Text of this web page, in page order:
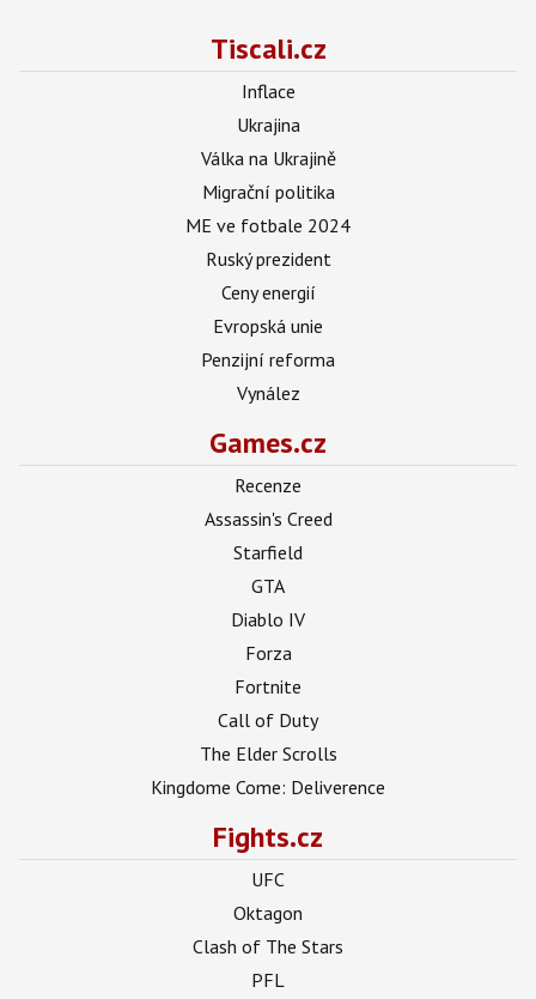
Tiscali.cz
Inflace
Ukrajina
Válka na Ukrajině
Migrační politika
ME ve fotbale 2024
Ruský prezident
Ceny energií
Evropská unie
Penzijní reforma
Vynález
Games.cz
Recenze
Assassin's Creed
Starfield
GTA
Diablo IV
Forza
Fortnite
Call of Duty
The Elder Scrolls
Kingdome Come: Deliverence
Fights.cz
UFC
Oktagon
Clash of The Stars
PFL